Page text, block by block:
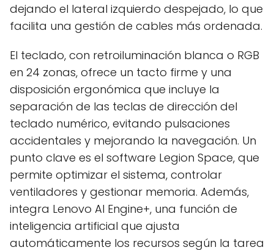
dejando el lateral izquierdo despejado, lo que
facilita una gestión de cables más ordenada.
El teclado, con retroiluminación blanca o RGB
en 24 zonas, ofrece un tacto firme y una
disposición ergonómica que incluye la
separación de las teclas de dirección del
teclado numérico, evitando pulsaciones
accidentales y mejorando la navegación. Un
punto clave es el software Legion Space, que
permite optimizar el sistema, controlar
ventiladores y gestionar memoria. Además,
integra Lenovo AI Engine+, una función de
inteligencia artificial que ajusta
automáticamente los recursos según la tarea